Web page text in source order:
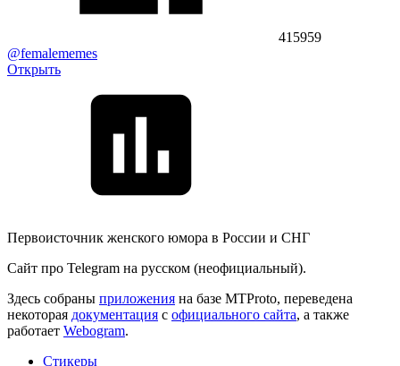
415959
@femalememes
Открыть
Первоисточник женского юмора в России и СНГ
Сайт про Telegram на русском (неофициальный).
Здесь собраны приложения на базе MTProto, переведена
некоторая документация с официального сайта, а также
работает Webogram.
Стикеры